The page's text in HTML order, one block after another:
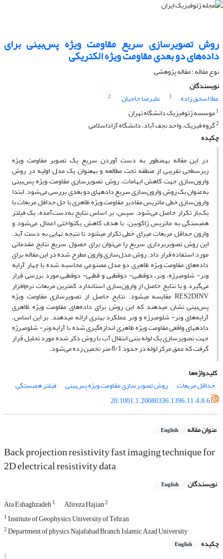
روش تصویرسازی سریع مقاومت ویژه پس‌بینی برای
داده‌های دو بعدی مقاومت ویژه الکتریکی
نوع مقاله : مقاله پژوهشی‌
نویسندگان
عطا اسحق زاده
1 علیرضا حاجیان
2
1موسسه ژئوفیزیک دانشگاه تهران
2گروه فیزیک، واحد نجف آباد، دانشگاه آزاداسلامی
چکیده
در این مقاله به­منظور به دست آوردن سریع یک تصویر مقاومت ویژه
زیرسطحی تقریبی از منطقه تحت مطالعه و به­عنوان یک مدل اولیه در روش
وارون‌سازی جهت کاهش ابهامات، روش تصویرسازی مقاومت ویژه پس‌بینی
به‌عنوان یک روش وارون‌سازی سریع داده­های دو بعدی بررسی می‌شود. ابتدا
وارون‌سازی خطی ماتریس مقادیر مقاومت ویژه ظاهری با حل حداقل مربعات با
یک‌بار تکرار حاصل می‌شود. سپس، بر اساس نتایج به‌دست‌آمده، یک فیلتر
همبستگی به ماتریس ژاکوبین، با هدف کاهش یکنواختی اعمال می‌شود و
وارون حداقل مربعات میرای خطی تکرار می­شود تا نتیجه نهایی به دست آید.
این ‌روش تصویربرداری سریع را می‌توان برای حصول سریع نتایج مقدماتی
مورد استفاده قرار داد. روش مدل‌سازی وارون مطرح شده در این مقاله برای
داده‌های مقاومت ویژه ظاهری دو مدل مصنوعی محاسبه شده با چهار آرایه
ونر- شلومبرژه، ونر، دوقطبی- دوقطبی و قطبی- دوقطبی مورد بررسی قرار
می‌گیرد و با نتایج حاصل از وارون‌سازی استاندارد کمترین مربعات نرم‌افزار
RES2DINV مقایسه می­شود. نتایج حاصل از تصویرسازی مقاومت ویژه
پس‌بینی نشان می­دهند که این ‌روش برای داده‌های مقاومت ویژه ظاهری
آرایه‌های ونر- شلومبرژه و ونر عملکرد بهتری ارائه می­دهند. بر این اساس،
داده­های واقعی مقاومت ویژه ظاهری اندازه‌گیری شده با آرایه ونر- شلومبرژه
جهت تصویرسازی یک لوله بتنی انتقال آب با روش ذکر شده مورد تحلیل قرار
گرفت که عمق مرکز لوله در حدود 8/1 متر تخمین زده می‌شود.
کلیدواژه‌ها
حداقل مربعات
روش تصویرسازی مقاومت ویژه پس‌بینی
فیلتر همبستگی
20.1001.1.20080336.1396.11.4.8.6
عنوان مقاله English
Back projection resistivity fast imaging technique for
2D electrical resistivity data
نویسندگان English
Ata Eshaghzadeh1 Alireza Hajian2
1Institute of Geophysics, University of Tehran
2Department of physics, Najafabad Branch, Islamic Azad University
چکیده
English